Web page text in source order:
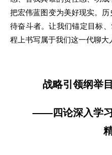
把宏伟蓝图变为美好现实。
待奋斗者。让我们锚定目标
程上书写属于我们这一代聊大
战略引领纲举
——四论深入学习